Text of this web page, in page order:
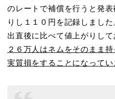
のレートで補償を行うと発
りし１１０円を記録しまし
出直後に比べて値上がりして
２６万人はネムをそのまま
実質損をすることになってい